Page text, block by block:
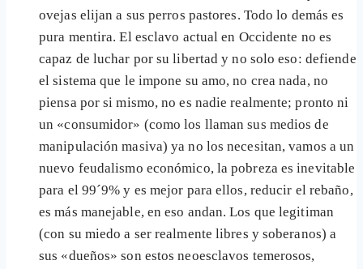
ovejas elijan a sus perros pastores. Todo lo demás es
pura mentira. El esclavo actual en Occidente no es
capaz de luchar por su libertad y no solo eso: defiende
el sistema que le impone su amo, no crea nada, no
piensa por si mismo, no es nadie realmente; pronto ni
un «consumidor» (como los llaman sus medios de
manipulación masiva) ya no los necesitan, vamos a un
nuevo feudalismo económico, la pobreza es inevitable
para el 99´9% y es mejor para ellos, reducir el rebaño,
es más manejable, en eso andan. Los que legitiman
(con su miedo a ser realmente libres y soberanos) a
sus «dueños» son estos neoesclavos temerosos,